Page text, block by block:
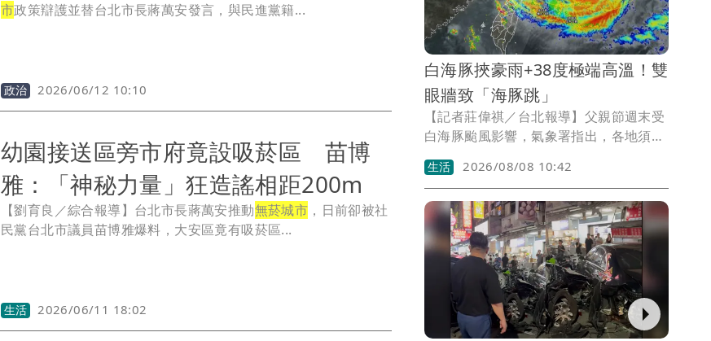
市政策辯護並替台北市長蔣萬安發言，與民進黨籍...
政治 2026/06/12 10:10
幼園接送區旁市府竟設吸菸區 苗博
雅：「神秘力量」狂造謠相距200m
【劉育良／綜合報導】台北市長蔣萬安推動無菸城市 ，日前卻被社
民黨台北市議員苗博雅爆料，大安區竟有吸菸區...
生活 2026/06/11 18:02
白海豚挾豪雨+38度極端高溫！雙
眼牆致「海豚跳」
【記者莊偉祺／台北報導】父親節週末受
白海豚颱風影響，氣象署指出，各地須防
豪雨、雷雨，更有局部38度極端高溫須注
意！氣象粉專則指出，白海豚颱風因有雙
眼牆結構，整體動向恐持續出現「海豚
跳」的擺線運動。
生活 2026/08/08 10:42